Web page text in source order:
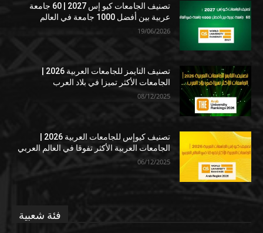
تصنيف الجامعات كيو إس 2027 | 60 جامعة
عربية بين أفضل 1000 جامعة في العالم
19/06/2026
الجامعات الأكثر تميزا في بلاد العرب
08/12/2025
الجامعات العربية الأكثر تفوقا في العالم العربي
06/12/2025
فئة شعبية